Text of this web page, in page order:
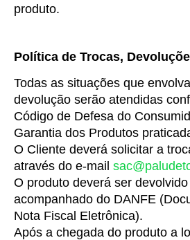
produto.
Política de Trocas,
Todas as situações que
devolução serão atendidas
Código de Defesa do
Garantia dos Produtos
O Cliente deverá solicitar a
através do e-mail
O produto deverá ser
acompanhado do DANFE
Nota Fiscal Eletrônica).
Após a chegada do produto a